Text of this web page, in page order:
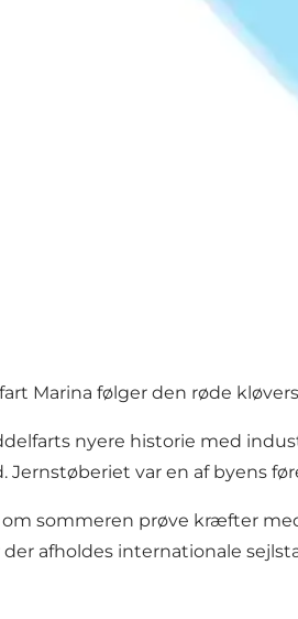
Marina følger den røde
nyere historie med
var en af byens
sommeren prøve kræfter
der afholdes internationale